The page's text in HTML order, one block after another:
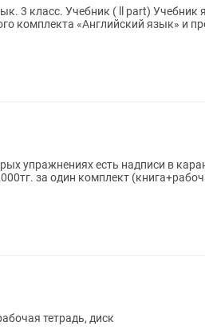
3 класс. Учебник ( ll part) Учебник
комплекта «Английский язык» и
упражнениях есть надписи в
можно будет стереть. Цена: 2000тг. за один комплект
тетрадь, диск